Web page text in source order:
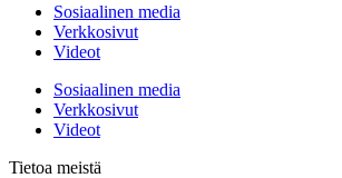
Sosiaalinen media
Verkkosivut
Videot
Sosiaalinen media
Verkkosivut
Videot
Tietoa meistä